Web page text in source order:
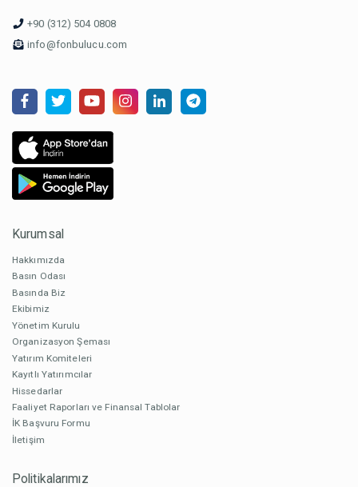
+90 (312) 504 0808
info@fonbulucu.com
Kurumsal
Hakkımızda
Basın Odası
Basında Biz
Ekibimiz
Yönetim Kurulu
Organizasyon Şeması
Yatırım Komiteleri
Kayıtlı Yatırımcılar
Hissedarlar
Faaliyet Raporları ve Finansal Tablolar
İK Başvuru Formu
İletişim
Politikalarımız